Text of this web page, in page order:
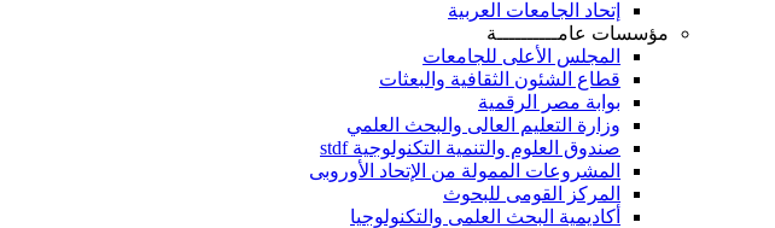
إتحاد الجامعات العربية
مؤسسات عامــــــــــة
المجلس الأعلى للجامعات
قطاع الشئون الثقافية والبعثات
بوابة مصر الرقمية
وزارة التعليم العالى والبحث العلمي
صندوق العلوم والتنمية التكنولوجية stdf
المشروعات الممولة من الإتحاد الأوروبى
المركز القومى للبحوث
أكاديمية البحث العلمى والتكنولوجيا